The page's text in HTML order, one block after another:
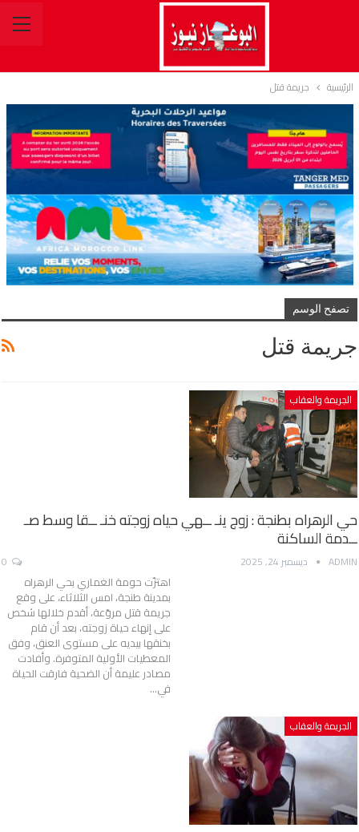
الرئيسية جريمة قتل
تصفح الوسم
جريمة قتل
الجريمة والعقاب
حي الرهراه بطنجة : زوج ينـ ــهي حياه زوجته خنـ ــقا وسط صـ
ــدمة الساكنة
ADMIN ديسمبر 24, 2025
اهتزّت حومة الغماري بحي الرهراه
بمدينة طنجة، امس الثلاثاء، على وقع
جريمة قتل مروّعة، أقدم خلالها شخص
على إنهاء حياة زوجته، بعد أن قام
بخنقها بيديه على مستوى العنق، وفق
المعطيات الأولية المتوفرة. وأفادت
مصادر عليمة أن الضحية فارقت الحياة
في…
الجريمة والعقاب